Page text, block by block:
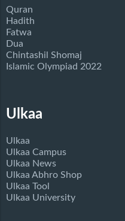
Quran
Hadith
Fatwa
Dua
Chintashil Shomaj
Islamic Olympiad 2022
Ulkaa
Ulkaa
Ulkaa Campus
Ulkaa News
Ulkaa Abhro Shop
Ulkaa Tool
Ulkaa University